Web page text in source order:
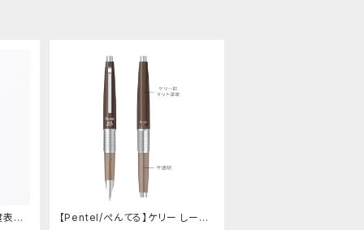
示
【Pentel/ぺんてる】ケリー しーさ